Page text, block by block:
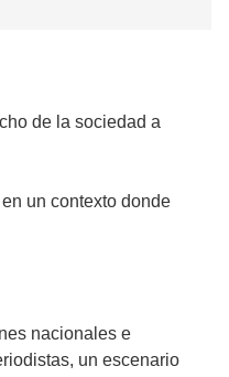
de la sociedad a
un contexto donde
nacionales e
un escenario